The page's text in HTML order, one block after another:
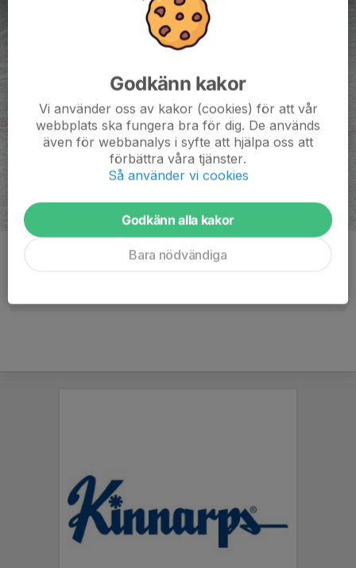
Godkänn kakor
Vi använder oss av kakor (cookies) för att vår
webbplats ska fungera bra för dig. De används
även för webbanalys i syfte att hjälpa oss att
förbättra våra tjänster.
Så använder vi cookies
Godkänn alla kakor
Bara nödvändiga